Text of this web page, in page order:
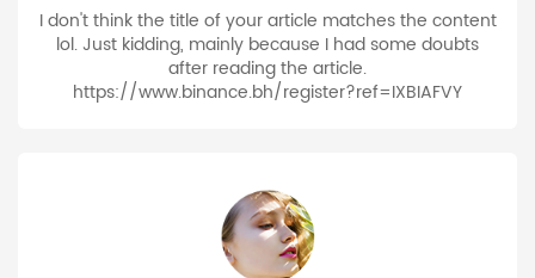
I don't think the title of your article matches the content
lol. Just kidding, mainly because I had some doubts
after reading the article.
https://www.binance.bh/register?ref=IXBIAFVY